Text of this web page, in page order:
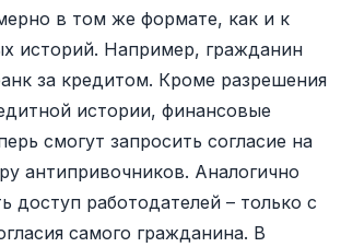
в том же формате, как и к
историй. Например, гражданин
за кредитом. Кроме разрешения
истории, финансовые
смогут запросить согласие на
антипривочников. Аналогично
доступ работодателей – только с
самого гражданина. В